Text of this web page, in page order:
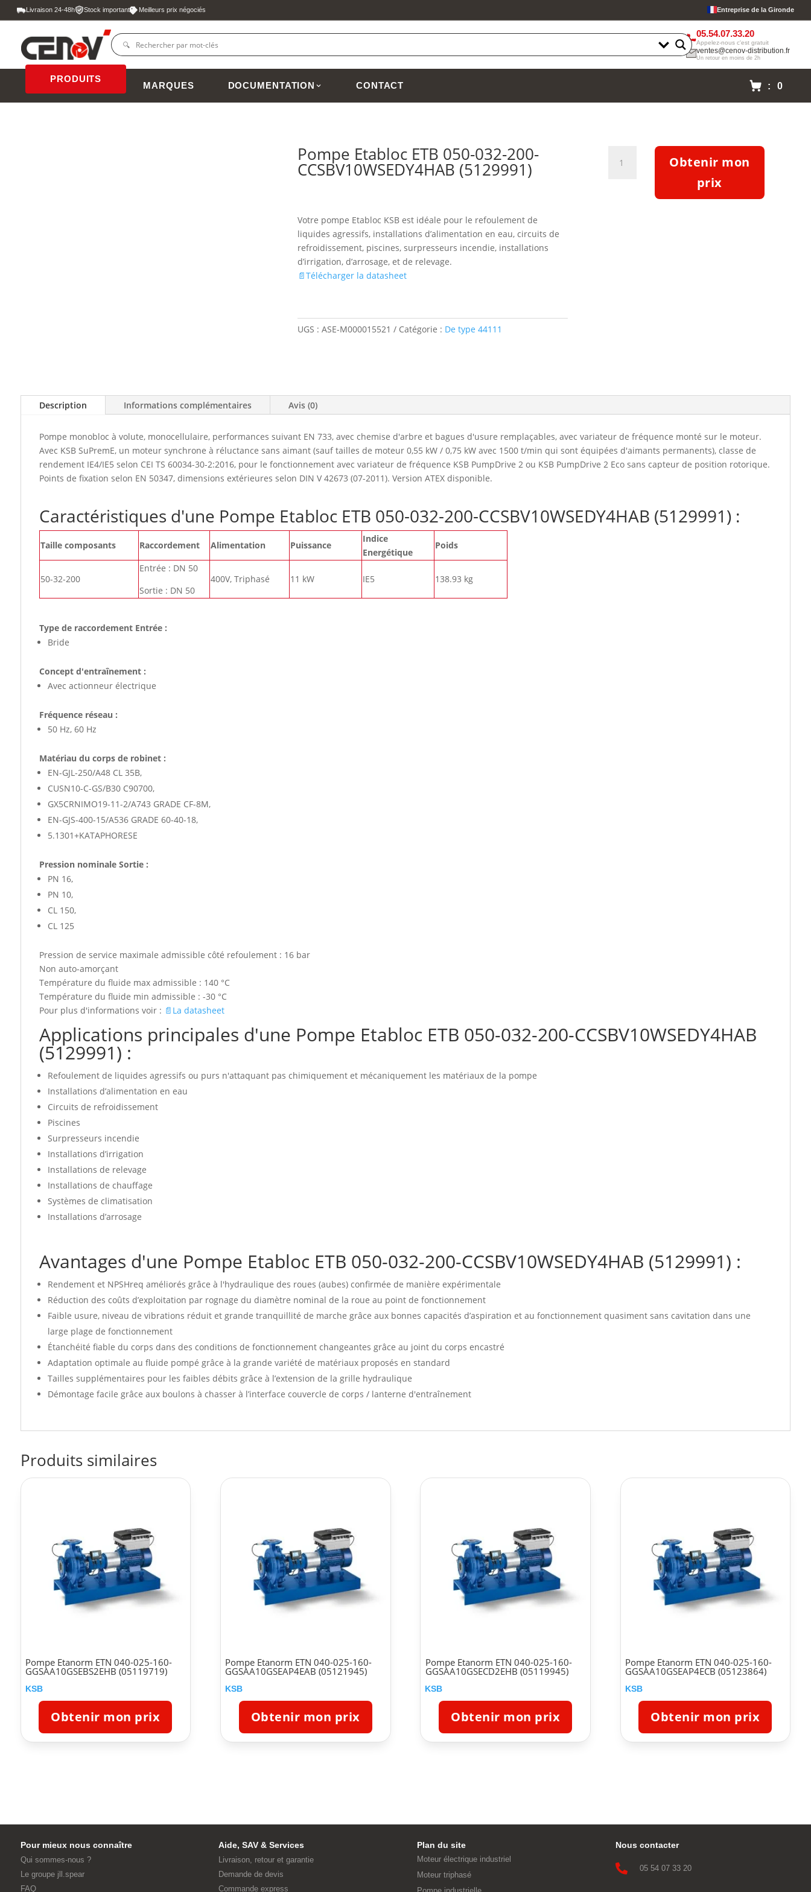
Livraison 24-48h Stock important Meilleurs prix négociés Entreprise de la Gironde
05.54.07.33.20
Appelez-nous c'est gratuit
ventes@cenov-distribution.fr
Un retour en moins de 2h
PRODUITS
MARQUES DOCUMENTATION CONTACT : 0
Pompe Etabloc ETB 050-032-200-
CCSBV10WSEDY4HAB (5129991)
Votre pompe Etabloc KSB est idéale pour le refoulement de
liquides agressifs, installations d’alimentation en eau, circuits de
refroidissement, piscines, surpresseurs incendie, installations
d’irrigation, d’arrosage, et de relevage.
📄Télécharger la datasheet
UGS : ASE-M000015521 Catégorie : De type 44111
Obtenir mon
prix
Description Informations complémentaires Avis (0)
Pompe monobloc à volute, monocellulaire, performances suivant EN 733, avec chemise d'arbre et bagues d'usure remplaçables, avec variateur de fréquence monté sur le moteur.
Avec KSB SuPremE, un moteur synchrone à réluctance sans aimant (sauf tailles de moteur 0,55 kW / 0,75 kW avec 1500 t/min qui sont équipées d'aimants permanents), classe de
rendement IE4/IE5 selon CEI TS 60034-30-2:2016, pour le fonctionnement avec variateur de fréquence KSB PumpDrive 2 ou KSB PumpDrive 2 Eco sans capteur de position rotorique.
Points de fixation selon EN 50347, dimensions extérieures selon DIN V 42673 (07-2011). Version ATEX disponible.
Caractéristiques d'une Pompe Etabloc ETB 050-032-200-CCSBV10WSEDY4HAB (5129991) :
Taille composants Raccordement Alimentation Puissance
Indice
Energétique
Poids
50-32-200
Entrée : DN 50
Sortie : DN 50
400V, Triphasé 11 kW IE5 138.93 kg
Type de raccordement Entrée :
Bride
Concept d'entraînement :
Avec actionneur électrique
Fréquence réseau :
50 Hz, 60 Hz
Matériau du corps de robinet :
EN-GJL-250/A48 CL 35B,
CUSN10-C-GS/B30 C90700,
GX5CRNIMO19-11-2/A743 GRADE CF-8M,
EN-GJS-400-15/A536 GRADE 60-40-18,
5.1301+KATAPHORESE
Pression nominale Sortie :
PN 16,
PN 10,
CL 150,
CL 125
Pression de service maximale admissible côté refoulement : 16 bar
Non auto-amorçant
Température du fluide max admissible : 140 °C
Température du fluide min admissible : -30 °C
Pour plus d'informations voir : 📄La datasheet
Applications principales d'une Pompe Etabloc ETB 050-032-200-CCSBV10WSEDY4HAB
(5129991) :
Refoulement de liquides agressifs ou purs n'attaquant pas chimiquement et mécaniquement les matériaux de la pompe
Installations d’alimentation en eau
Circuits de refroidissement
Piscines
Surpresseurs incendie
Installations d’irrigation
Installations de relevage
Installations de chauffage
Systèmes de climatisation
Installations d’arrosage
Avantages d'une Pompe Etabloc ETB 050-032-200-CCSBV10WSEDY4HAB (5129991) :
Rendement et NPSHreq améliorés grâce à l'hydraulique des roues (aubes) confirmée de manière expérimentale
Réduction des coûts d’exploitation par rognage du diamètre nominal de la roue au point de fonctionnement
Faible usure, niveau de vibrations réduit et grande tranquillité de marche grâce aux bonnes capacités d’aspiration et au fonctionnement quasiment sans cavitation dans une
large plage de fonctionnement
Étanchéité fiable du corps dans des conditions de fonctionnement changeantes grâce au joint du corps encastré
Adaptation optimale au fluide pompé grâce à la grande variété de matériaux proposés en standard
Tailles supplémentaires pour les faibles débits grâce à l’extension de la grille hydraulique
Démontage facile grâce aux boulons à chasser à l’interface couvercle de corps / lanterne d'entraînement
Produits similaires
Pompe Etanorm ETN 040-025-160-
GGSAA10GSEBS2EHB (05119719)
KSB
Obtenir mon prix
Pompe Etanorm ETN 040-025-160-
GGSAA10GSEAP4EAB (05121945)
KSB
Obtenir mon prix
Pompe Etanorm ETN 040-025-160-
GGSAA10GSECD2EHB (05119945)
KSB
Obtenir mon prix
Pompe Etanorm ETN 040-025-160-
GGSAA10GSEAP4ECB (05123864)
KSB
Obtenir mon prix
Pour mieux nous connaître
Qui sommes-nous ?
Le groupe jll.spear
FAQ
Aide, SAV & Services
Livraison, retour et garantie
Demande de devis
Commande express
Plan du site
Moteur électrique industriel
Moteur triphasé
Nous contacter
 05 54 07 33 20